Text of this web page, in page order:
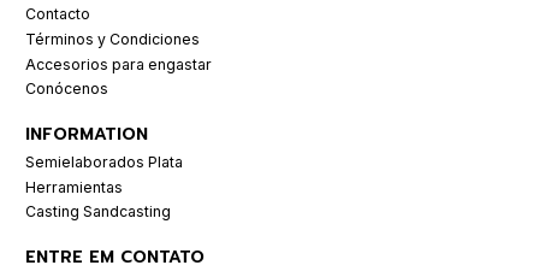
Contacto
Términos y Condiciones
Accesorios para engastar
Conócenos
INFORMATION
Semielaborados Plata
Herramientas
Casting Sandcasting
ENTRE EM CONTATO